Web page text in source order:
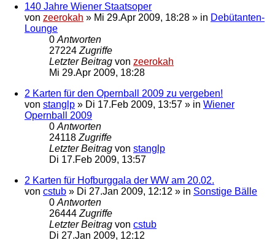
140 Jahre Wiener Staatsoper
von zeerokah » Mi 29.Apr 2009, 18:28 » in Debütanten-
Lounge
0 Antworten
27224 Zugriffe
Letzter Beitrag von zeerokah
Mi 29.Apr 2009, 18:28
2 Karten für den Opernball 2009 zu vergeben!
von stanglp » Di 17.Feb 2009, 13:57 » in Wiener
Opernball 2009
0 Antworten
24118 Zugriffe
Letzter Beitrag von stanglp
Di 17.Feb 2009, 13:57
2 Karten für Hofburggala der WW am 20.02.
von cstub » Di 27.Jan 2009, 12:12 » in Sonstige Bälle
0 Antworten
26444 Zugriffe
Letzter Beitrag von cstub
Di 27.Jan 2009, 12:12